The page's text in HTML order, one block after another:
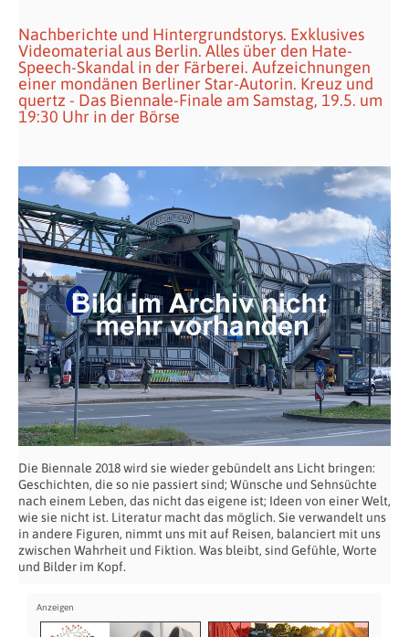
Nachberichte und Hintergrundstorys. Exklusives
Videomaterial aus Berlin. Alles über den Hate-
Speech-Skandal in der Färberei. Aufzeichnungen
einer mondänen Berliner Star-Autorin. Kreuz und
quertz - Das Biennale-Finale am Samstag, 19.5. um
19:30 Uhr in der Börse
Die Biennale 2018 wird sie wieder gebündelt ans Licht bringen:
Geschichten, die so nie passiert sind; Wünsche und Sehnsüchte
nach einem Leben, das nicht das eigene ist; Ideen von einer Welt,
wie sie nicht ist. Literatur macht das möglich. Sie verwandelt uns
in andere Figuren, nimmt uns mit auf Reisen, balanciert mit uns
zwischen Wahrheit und Fiktion. Was bleibt, sind Gefühle, Worte
und Bilder im Kopf.